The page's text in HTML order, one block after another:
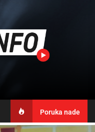
Poruka nade